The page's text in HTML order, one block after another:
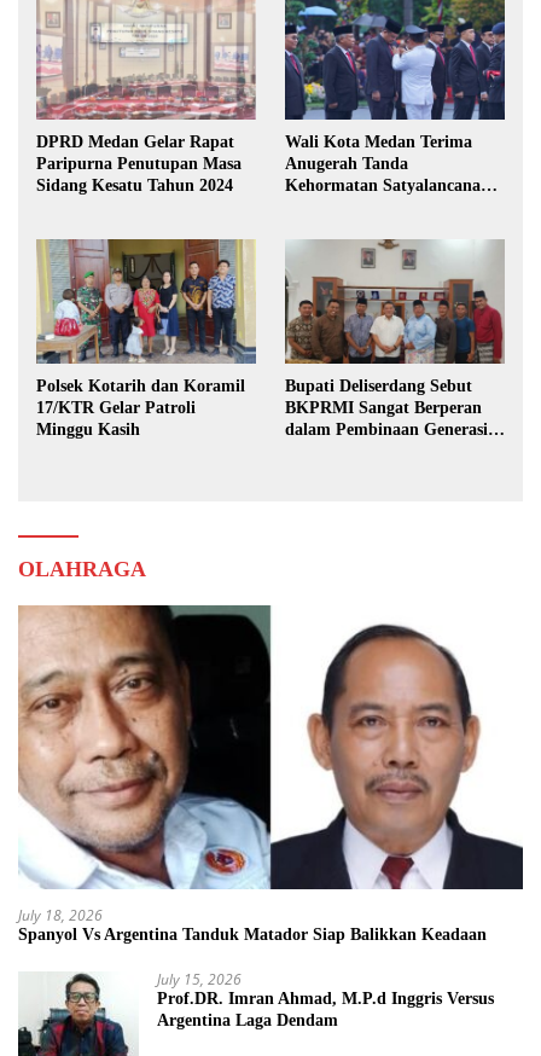
DPRD Medan Gelar Rapat
Paripurna Penutupan Masa
Sidang Kesatu Tahun 2024
Wali Kota Medan Terima
Anugerah Tanda
Kehormatan Satyalancana
Polsek Kotarih dan Koramil
17/KTR Gelar Patroli
Minggu Kasih
Bupati Deliserdang Sebut
BKPRMI Sangat Berperan
dalam Pembinaan Generasi
OLAHRAGA
July 18, 2026
Spanyol Vs Argentina Tanduk Matador Siap Balikkan Keadaan
July 15, 2026
Prof.DR. Imran Ahmad, M.P.d Inggris Versus
Argentina Laga Dendam